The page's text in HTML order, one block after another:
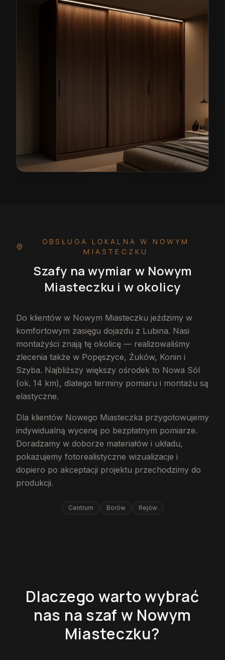
OBSŁUGA LOKALNAW NOWYM
MIASTECZKU
Szafy na wymiar w Nowym
Miasteczku i w okolicy
Do klientów w Nowym Miasteczku jeździmy w
komfortowym zasięgu dojazdu z Lubina. Nasi
montażyści znają tę okolicę — realizowaliśmy
zlecenia także w Popęszyce, Żuków, Konin i
Szyba. Najbliższy większy ośrodek to Nowa Sól
(ok. 14 km), dlatego terminy pomiaru i montażu są
elastyczne.
Dla klientów Nowego Miasteczka przygotowujemy
indywidualną wycenę po bezpłatnym pomiarze.
Doradzamy w doborze materiałów i układu,
pokazujemy fotorealistyczne wizualizacje i
dopiero po akceptacji projektu przechodzimy do
produkcji.
Centrum Borów Rejów
Dlaczego warto wybrać
nas na szaf w Nowym
Miasteczku?